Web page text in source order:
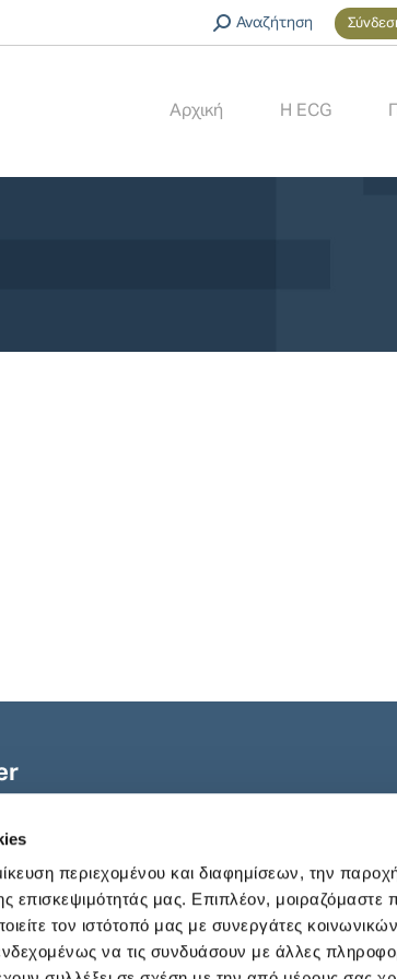
περιεχομένου και διαφημίσεων, την
επισκεψιμότητάς μας. Επιπλέον, μοιραζόμαστε
τον ιστότοπό μας με συνεργάτες
να τις συνδυάσουν με άλλες
Search:
Αναζήτηση
Αρχική Η ECG
και την πολιτική απορρήτου